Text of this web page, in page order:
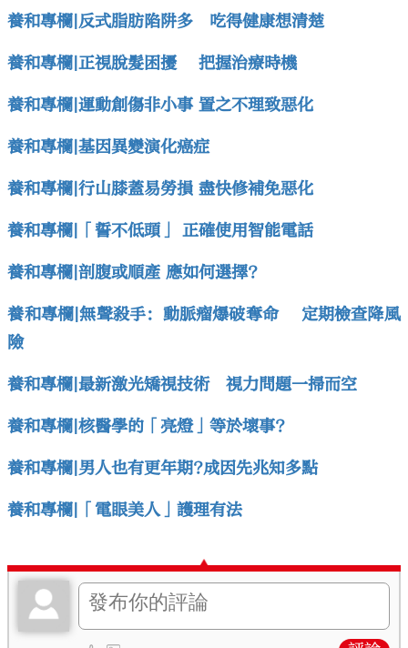
養和專欄|反式脂肪陷阱多 吃得健康想清楚
養和專欄|正視脫髮困擾 把握治療時機
養和專欄|運動創傷非小事 置之不理致惡化
養和專欄|基因異變演化癌症
養和專欄|行山膝蓋易勞損 盡快修補免惡化
養和專欄|「誓不低頭」 正確使用智能電話
養和專欄|剖腹或順產 應如何選擇?
養和專欄|無聲殺手：動脈瘤爆破奪命 定期檢查降風
險
養和專欄|最新激光矯視技術 視力問題一掃而空
養和專欄|核醫學的「亮燈」等於壞事?
養和專欄|男人也有更年期?成因先兆知多點
養和專欄|「電眼美人」護理有法